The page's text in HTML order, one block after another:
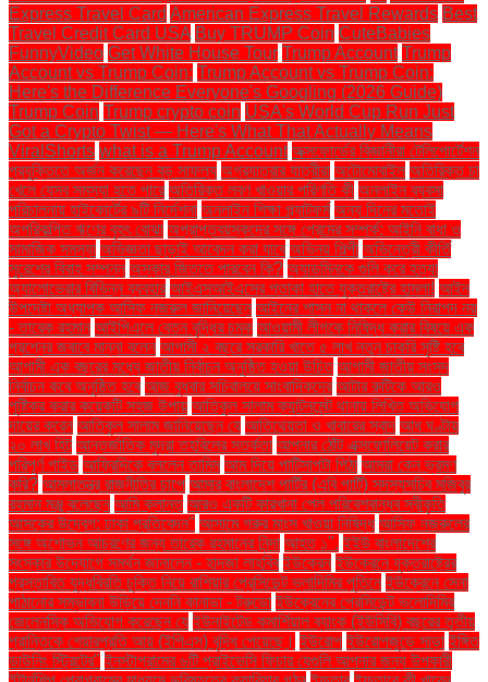
Express Travel Card American Express Travel Rewards Best
Travel Credit Card USA Buy TRUMP Coin CuteBabies
FunnyVideo Get White House Tour Trump Account Trump
Account vs Trump Coin: Trump Account vs Trump Coin:
Here's the Difference Everyone's Googling (2026 Guide)
Trump Coin Trump crypto coin USA's World Cup Run Just
Got a Crypto Twist — Here's What That Actually Means
ViralShorts what is a Trump Account অক্সফোর্ডের বিজ্ঞানীরা টেলিপোর্টেশন
প্রযুক্তিতে অর্জন করেছেন বড় সাফল্য অগ্রযাত্রার যাত্রীরা অটোমোবাইল অতিরিক্ত চা
খেলে যেসব সমস্যা হতে পারে অতিরিক্ত লবণ খাওয়ার পরিণতি কী অনলাইন ব্যবসা
পরিচালনায় হাইকোর্টের ৯টি নির্দেশনা অনলাইন শিক্ষা প্ল্যাটফর্ম অন্য দিনের মতোই
অপরিকল্পিত ঋণের বৃহৎ বোঝা অপ্রাপ্তবয়স্কদের সঙ্গে প্রেমের সম্পর্ক: আইনি বাধা ও
সামাজিক সমস্যা অভিজ্ঞতা ছাড়াই আবেদন করা যাবে অভিনয় শিল্পী অভিনেত্রী কীর্তি
সুরেশের বিবাহ সম্পন্ন অস্কার জিততে পারবেন কি? অ্যাডমিনকে গুলি করে হত্যা
অ্যালোভেরার বিভিন্ন ব্যবহার আইএসআইএসের পতাকা হাতে যুক্তরাষ্ট্রে হামলা! আইন
উপদেষ্টা অধ্যাপক আসিফ নজরুল জানিয়েছেন আইনের শাসন না থাকলে কেউ নিরাপদ নয়
- তারেক রহমান আইপিএলে বেতন বৃদ্ধির চমক আওয়ামী লীগকে নিষিদ্ধ করার বিষয়ে এক
প্রশ্নের জবাবে মান্না বলেন আগামী ২ বছরে সরকারি খাতে ৫ লাখ নতুন চাকরি সৃষ্টি হবে
আগামী এক বছরের মধ্যে জাতীয় নির্বাচন অনুষ্ঠিত হওয়া উচিত আগামী জাতীয় সংসদ
নির্বাচন কবে অনুষ্ঠিত হবে আজ বুধবার সচিবালয়ে সাংবাদিকদের আটার রুটিকে আরও
পুষ্টিকর করার কয়েকটি সহজ উপায় আতিকুল সালাম ক্যান্টনমেন্ট থানায় লিখিত অভিযোগ
দায়ের করেন আতিকুল সালাম জানিয়েছেন যে আতিথেয়তা ও খাবারের স্বাদ আধ ঘণ্টায়
২০ লাখ হিট আন্তর্জাতিক মুদ্রা তহবিলের সতর্কতা আপনার ঠোঁট এক্সফোলিয়েট করার
পরিপূর্ণ গাইড আফ্রিদিকে বললেন তামিম আম দিয়ে পাটিসাপটা পিঠা আমরা কেন ভ্রমণ
করি? আমলাতন্ত্র রাজনীতির চাপে আমার বাংলাদেশ পার্টির (এবি পার্টি) সদস্যসচিব মজিবুর
রহমান মঞ্জু বলেছেন আমি ক্লান্ত আরও একটি কারখানা পেল পরিবেশবান্ধব স্বীকৃতি
আসকের উদ্বেগ: ঢাকা প্রতিবেদন" আসামে গরুর মাংস খাওয়া নিষিদ্ধ আসিফ নজরুলের
সঙ্গে অশোভন আচরণের জন্য তারেক রহমানের নিন্দা আহত ১". ইইউ বাংলাদেশের
সংস্কার উদ্যোগে সমর্থন জানালেন - হাদজা লাহবিব ইউক্রেন ইউক্রেনে যুক্তরাষ্ট্রের
প্রস্তাবিত যুদ্ধবিরতি চুক্তি নিয়ে রাশিয়ার প্রেসিডেন্ট ভ্লাদিমির পুতিনে ইউক্রেনে সেনা
পাঠানোর সম্ভাবনা উড়িয়ে দেননি কানাডা - ট্রুডো ইউক্রেনের প্রেসিডেন্ট ভলোদিমির
জেলেনস্কি অভিযোগ করেছেন যে ইউনাইটেড কমার্শিয়াল ব্যাংক (ইউসিবি) বছরের তৃতীয়
প্রান্তিকে শেয়ারপ্রতি আয় (ইপিএস) বৃদ্ধি পেয়েছে। ইউরোপ ইউরোপজুড়ে সাড়া ইঙ্গিত
ডাউনিং স্ট্রিটের" ইনস্টাগ্রামের ৬টি প্রাইভেসি ফিচার যেগুলি আপনার জন্য উপকারী